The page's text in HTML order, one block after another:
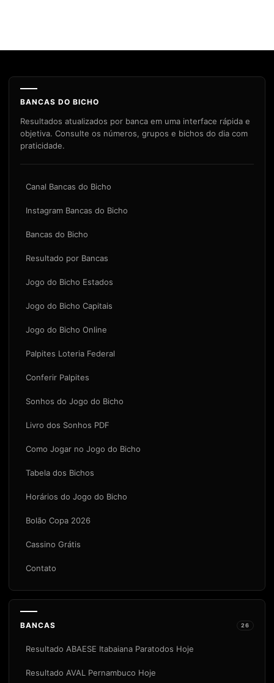
BANCAS DO BICHO
Resultados atualizados por banca em uma interface rápida e
objetiva. Consulte os números, grupos e bichos do dia com
praticidade.
Canal Bancas do Bicho
Instagram Bancas do Bicho
Bancas do Bicho
Resultado por Bancas
Jogo do Bicho Estados
Jogo do Bicho Capitais
Jogo do Bicho Online
Palpites Loteria Federal
Conferir Palpites
Sonhos do Jogo do Bicho
Livro dos Sonhos PDF
Como Jogar no Jogo do Bicho
Tabela dos Bichos
Horários do Jogo do Bicho
Bolão Copa 2026
Cassino Grátis
Contato
BANCAS 26
Resultado ABAESE Itabaiana Paratodos Hoje
Resultado AVAL Pernambuco Hoje